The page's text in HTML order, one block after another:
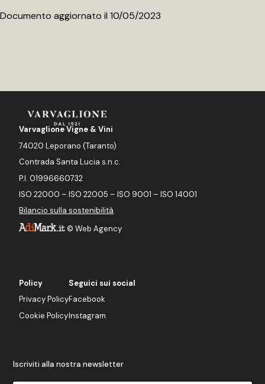
Documento aggiornato il 10/05/2023
©Web Agency
Varvaglione Vigne & Vini
74020 Leporano (Taranto)
Contrada Santa Lucia s.n.c.
P.I. 01996660732
ISO 22000 – ISO 22005 – ISO 9001 – ISO 14001
Bilancio sulla sostenibilità
Policy
Privacy Policy
Cookie Policy
Seguici sui social
Facebook
Instagram
Iscriviti alla nostra newsletter